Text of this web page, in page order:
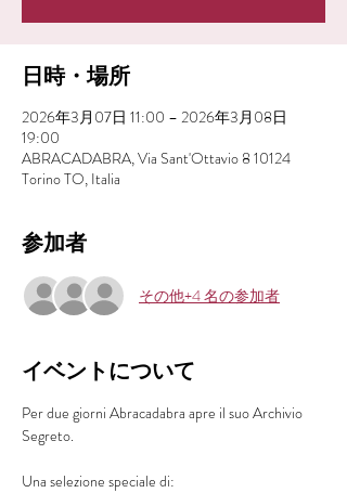
日時・場所
2026年3月07日 11:00 – 2026年3月08日
19:00
ABRACADABRA, Via Sant'Ottavio 8 10124
Torino TO, Italia
参加者
その他+4 名の参加者
イベントについて
Per due giorni Abracadabra apre il suo Archivio
Segreto.
Una selezione speciale di: